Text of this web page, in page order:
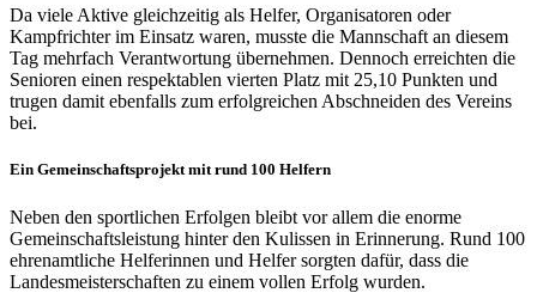
Da viele Aktive gleichzeitig als Helfer, Organisatoren oder
Kampfrichter im Einsatz waren, musste die Mannschaft an diesem
Tag mehrfach Verantwortung übernehmen. Dennoch erreichten die
Senioren einen respektablen vierten Platz mit 25,10 Punkten und
trugen damit ebenfalls zum erfolgreichen Abschneiden des Vereins
bei.
Ein Gemeinschaftsprojekt mit rund 100 Helfern
Neben den sportlichen Erfolgen bleibt vor allem die enorme
Gemeinschaftsleistung hinter den Kulissen in Erinnerung. Rund 100
ehrenamtliche Helferinnen und Helfer sorgten dafür, dass die
Landesmeisterschaften zu einem vollen Erfolg wurden.